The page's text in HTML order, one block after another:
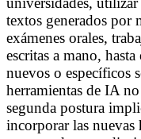
textos generados por
exámenes orales,
escritas a mano,
nuevos o específicos
herramientas de IA
segunda postura
incorporar las nuevas